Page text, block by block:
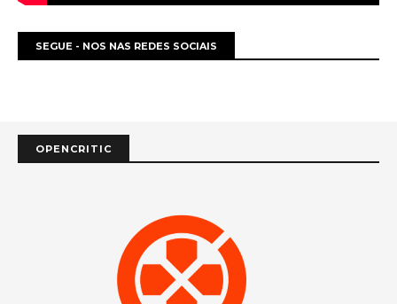
SEGUE - NOS NAS REDES SOCIAIS
OPENCRITIC